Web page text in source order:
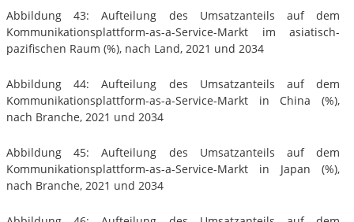
Abbildung 43: Aufteilung des Umsatzanteils auf dem
Kommunikationsplattform-as-a-Service-Markt im asiatisch-
pazifischen Raum (%), nach Land, 2021 und 2034
Abbildung 44: Aufteilung des Umsatzanteils auf dem
Kommunikationsplattform-as-a-Service-Markt in China (%),
nach Branche, 2021 und 2034
Abbildung 45: Aufteilung des Umsatzanteils auf dem
Kommunikationsplattform-as-a-Service-Markt in Japan (%),
nach Branche, 2021 und 2034